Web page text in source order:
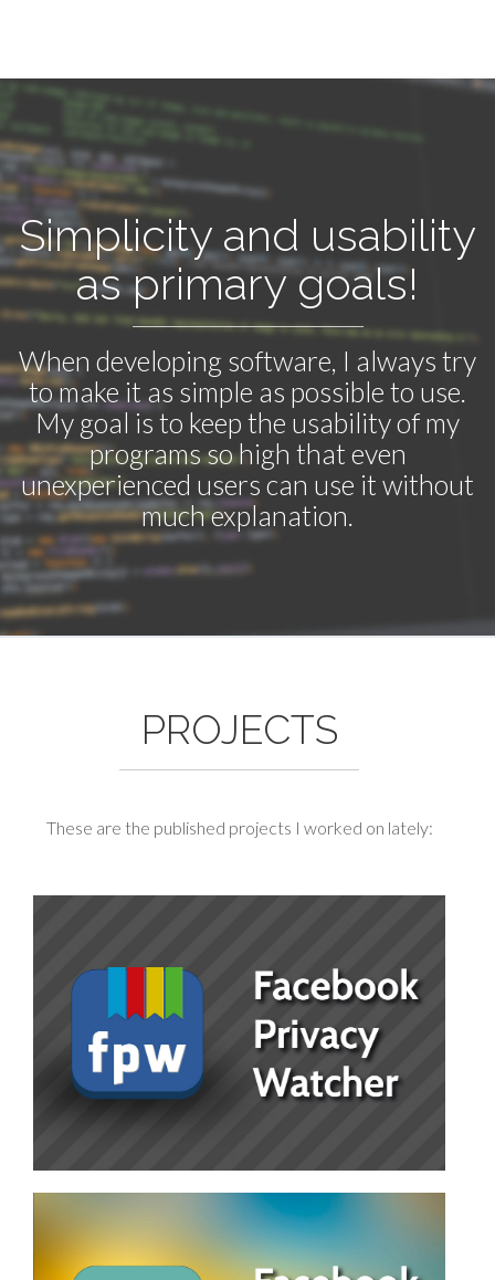
Simplicity and usability
as primary goals!
When developing software, I always try
to make it as simple as possible to use.
My goal is to keep the usability of my
programs so high that even
unexperienced users can use it without
much explanation.
PROJECTS
These are the published projects I worked on lately: